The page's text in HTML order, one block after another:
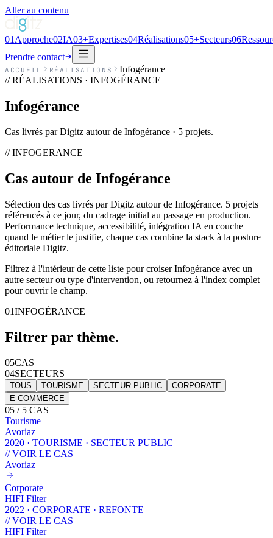
Aller au contenu
01 Approche02IA03+Expertises04Réalisations05+Secteurs06
Prendre contact
ACCUEIL RÉALISATIONS
Infogérance
// RÉALISATIONS · INFOGÉRANCE
Infogérance
Cas livrés par Digitz autour de Infogérance · 5 projets.
// INFOGERANCE
Cas autour de Infogérance
Sélection des cas livrés par Digitz autour de Infogérance. 5 projets
référencés à ce jour, du cadrage initial au passage en production.
Performance technique, accessibilité, intégration IA en couche
quand le métier le justifie, chaque cas combine la stack à la posture
éditoriale Digitz.
Filtrez à l'intérieur de cette liste pour croiser Infogérance avec un
autre secteur ou type d'intervention, ou retournez à l'index complet
pour ouvrir le champ.
01INFOGÉRANCE
Filtrer par thème.
05CAS
04SECTEURS
TOUS TOURISME SECTEUR PUBLIC
CORPORATE
E-COMMERCE
05 / 5 CAS
Tourisme
Avoriaz
2020 · TOURISME · SECTEUR PUBLIC
// VOIR LE CAS
Avoriaz
Corporate
HIFI Filter
2022 · CORPORATE · REFONTE
// VOIR LE CAS
HIFI Filter